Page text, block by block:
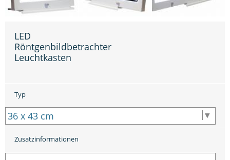
LED
Röntgenbildbetrachter
Leuchtkasten
Typ
Zusatzinformationen